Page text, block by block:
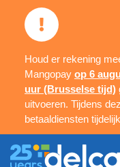
Houd er rekening
Mangopay op 6
uur (Brusselse tijd)
uitvoeren. Tijdens
betaaldiensten